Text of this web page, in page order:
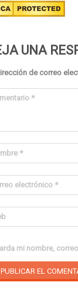
UNA
de correo
*
*
electrónico *
mi nombre,